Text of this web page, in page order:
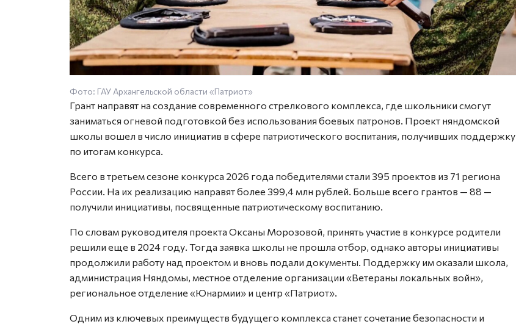
Фото: ГАУ Архангельской области «Патриот»
Грант направят на создание современного стрелкового комплекса, где школьники смогут
заниматься огневой подготовкой без использования боевых патронов. Проект няндомской
школы вошел в число инициатив в сфере патриотического воспитания, получивших поддержку
по итогам конкурса.
Всего в третьем сезоне конкурса 2026 года победителями стали 395 проектов из 71 региона
России. На их реализацию направят более 399,4 млн рублей. Больше всего грантов — 88 —
получили инициативы, посвященные патриотическому воспитанию.
По словам руководителя проекта Оксаны Морозовой, принять участие в конкурсе родители
решили еще в 2024 году. Тогда заявка школы не прошла отбор, однако авторы инициативы
продолжили работу над проектом и вновь подали документы. Поддержку им оказали школа,
администрация Няндомы, местное отделение организации «Ветераны локальных войн»,
региональное отделение «Юнармии» и центр «Патриот».
Одним из ключевых преимуществ будущего комплекса станет сочетание безопасности и